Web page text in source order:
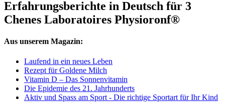
Erfahrungsberichte in Deutsch für 3
Chenes Laboratoires Physioronf®
Aus unserem Magazin:
Laufend in ein neues Leben
Rezept für Goldene Milch
Vitamin D – Das Sonnenvitamin
Die Epidemie des 21. Jahrhunderts
Aktiv und Spass am Sport - Die richtige Sportart für Ihr Kind